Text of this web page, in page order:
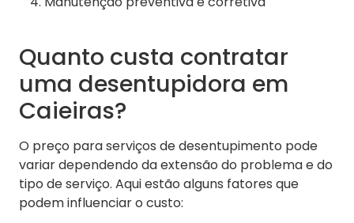
Quanto custa contratar
uma desentupidora em
Caieiras?
O preço para serviços de desentupimento pode
variar dependendo da extensão do problema e do
tipo de serviço. Aqui estão alguns fatores que
podem influenciar o custo: